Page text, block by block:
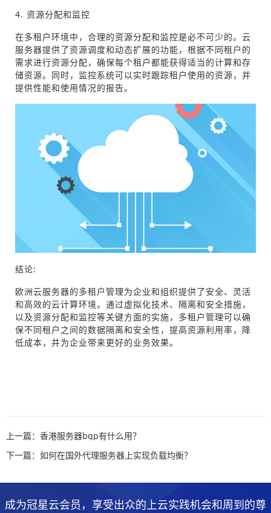
4. 资源分配和监控
在多租户环境中，合理的资源分配和监控是必不可少的。云
服务器提供了资源调度和动态扩展的功能，根据不同租户的
需求进行资源分配，确保每个租户都能获得适当的计算和存
储资源。同时，监控系统可以实时跟踪租户使用的资源，并
提供性能和使用情况的报告。
结论:
欧洲云服务器的多租户管理为企业和组织提供了安全、灵活
和高效的云计算环境。通过虚拟化技术、隔离和安全措施，
以及资源分配和监控等关键方面的实施，多租户管理可以确
保不同租户之间的数据隔离和安全性，提高资源利用率，降
低成本，并为企业带来更好的业务效果。
上一篇：香港服务器bgp有什么用？
下一篇：如何在国外代理服务器上实现负载均衡？
成为冠星云会员，享受出众的上云实践机会和周到的尊